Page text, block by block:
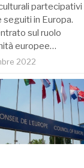
partecipativi
seguiti in Europa.
sul ruolo
europee…
2022